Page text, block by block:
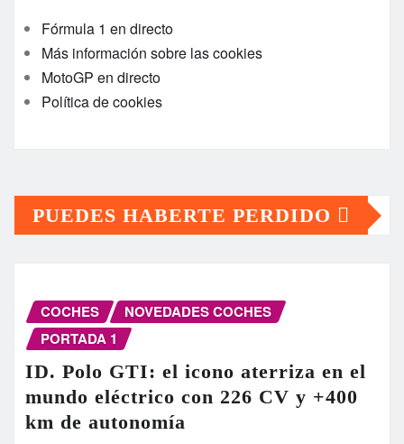
Fórmula 1 en directo
Más información sobre las cookies
MotoGP en directo
Política de cookies
PUEDES HABERTE PERDIDO
COCHES
NOVEDADES COCHES
PORTADA 1
ID. Polo GTI: el icono aterriza en el
mundo eléctrico con 226 CV y +400
km de autonomía